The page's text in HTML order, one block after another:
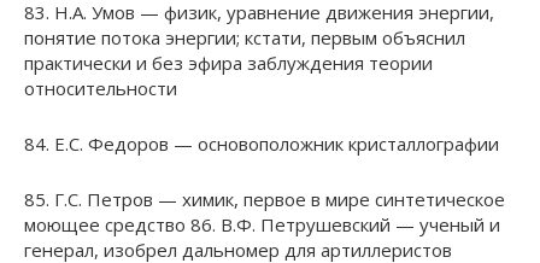
83. Н.А. Умов — физик, уравнение движения энергии,
понятие потока энергии; кстати, первым объяснил
практически и без эфира заблуждения теории
относительности
84. Е.С. Федоров — основоположник кристаллографии
85. Г.С. Петров — химик, первое в мире синтетическое
моющее средство 86. В.Ф. Петрушевский — ученый и
генерал, изобрел дальномер для артиллеристов